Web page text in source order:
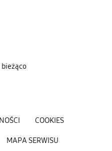
COOKIES
MAPA SERWISU
bieżąco